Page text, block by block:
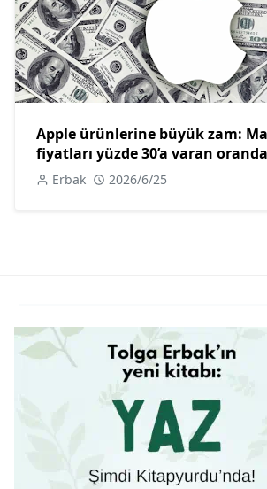
Apple ürünlerine büyük zam:
fiyatları yüzde 30’a varan
Erbak 2026/6/25